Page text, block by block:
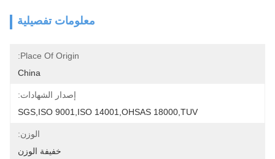
معلومات تفصيلية
Place Of Origin:
China
إصدار الشهادات:
SGS,ISO 9001,ISO 14001,OHSAS 18000,TUV
الوزن:
خفيفة الوزن